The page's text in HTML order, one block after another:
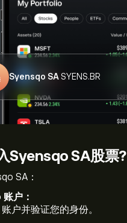
Syensqo SA SYENS.BR
Syensqo SA股票?
SA：
户：
户并验证您的身份。